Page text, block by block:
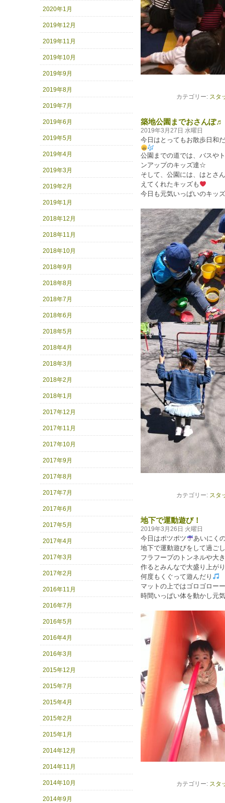
2020年1月
2019年12月
2019年11月
2019年10月
2019年9月
2019年8月
2019年7月
2019年6月
2019年5月
2019年4月
2019年3月
2019年2月
2019年1月
2018年12月
2018年11月
2018年10月
2018年9月
2018年8月
2018年7月
2018年6月
2018年5月
2018年4月
2018年3月
2018年2月
2018年1月
2017年12月
2017年11月
2017年10月
2017年9月
2017年8月
2017年7月
2017年6月
2017年5月
2017年4月
2017年3月
2017年2月
2016年11月
2016年7月
2016年5月
2016年4月
2016年3月
2015年12月
2015年7月
2015年4月
2015年2月
2015年1月
2014年12月
2014年11月
2014年10月
2014年9月
カテゴリー: スタ
築地公園までおさんぽ♬
2019年3月27日 水曜日
今日はとってもお散歩日和
公園までの道では、バスや
ンアップのキッズ達☆
そして、公園には、はとさ
えてくれたキッズも
今日も元気いっぱいのキッ
カテゴリー: スタ
地下で運動遊び！
2019年3月26日 火曜日
今日はポツポツ
あいにく
地下で運動遊びをして過ご
フラフープのトンネルや大
何度もくぐって遊んだり
マットの上ではゴロゴローー
時間いっぱい体を動かし元
カテゴリー: スタ